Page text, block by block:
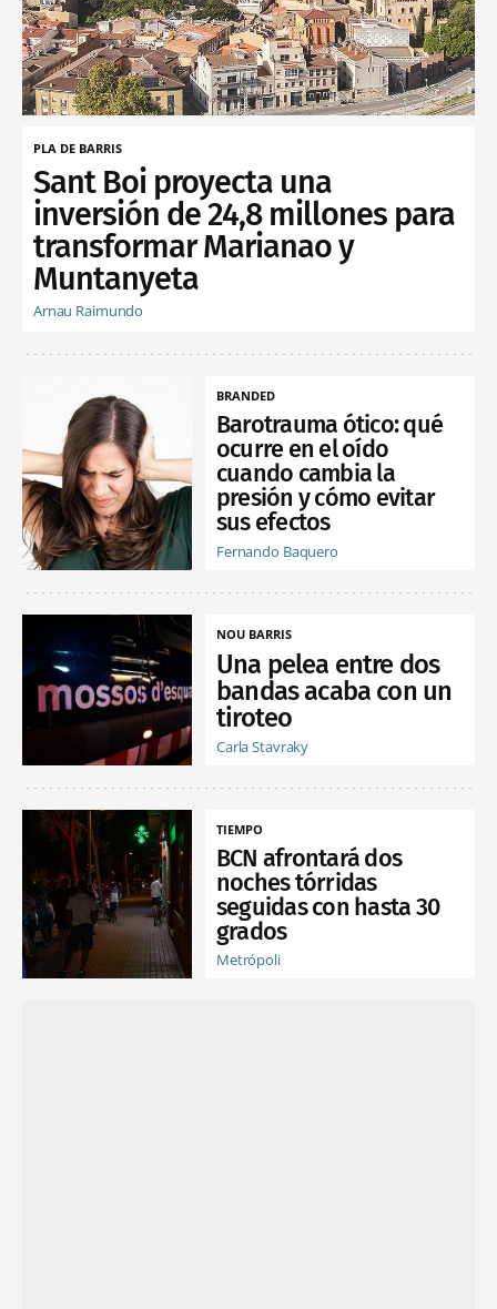
PLA DE BARRIS
Sant Boi proyecta una
inversión de 24,8 millones para
transformar Marianao y
Muntanyeta
Arnau Raimundo
BRANDED
Barotrauma ótico: qué
ocurre en el oído
cuando cambia la
presión y cómo evitar
sus efectos
Fernando Baquero
NOU BARRIS
Una pelea entre dos
bandas acaba con un
tiroteo
Carla Stavraky
TIEMPO
BCN afrontará dos
noches tórridas
seguidas con hasta 30
grados
Metrópoli